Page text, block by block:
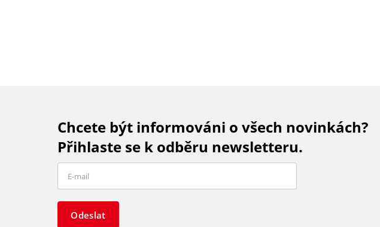
Chcete být informováni o všech novinkách?
Přihlaste se k odběru newsletteru.
Odeslat